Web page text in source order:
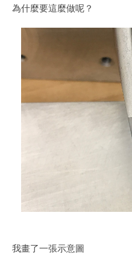
為什麼要這麼做呢？
我畫了一張示意圖